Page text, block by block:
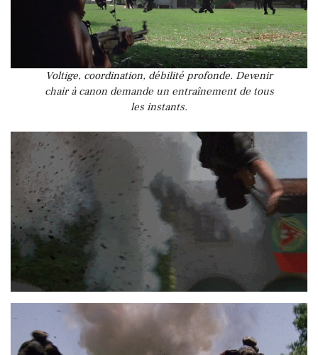
Voltige, coordination, débilité profonde. Devenir
chair à canon demande un entraînement de tous
les instants.